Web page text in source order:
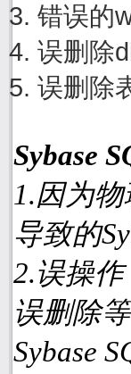
错误的
误删除
误删除
Sybase
1.因为
导致的
2.误操作
误删除等
Sybase